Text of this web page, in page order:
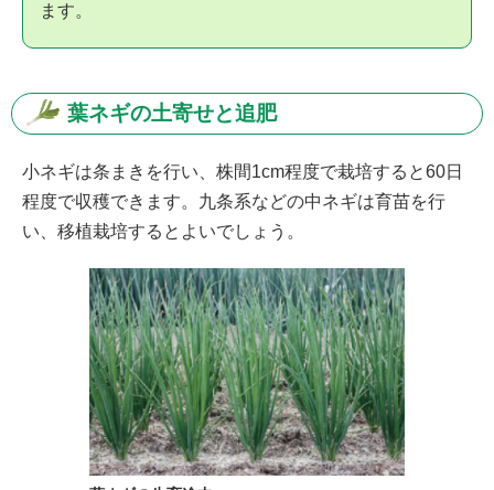
ます。
葉ネギの土寄せと追肥
小ネギは条まきを行い、株間1cm程度で栽培すると60日
程度で収穫できます。九条系などの中ネギは育苗を行
い、移植栽培するとよいでしょう。